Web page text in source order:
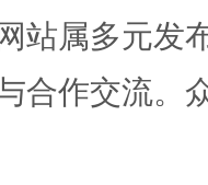
站属多元发
合作交流。